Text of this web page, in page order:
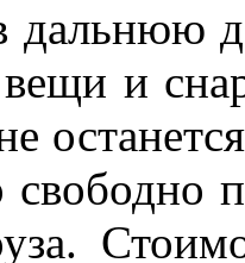
дальнюю
и
свободно